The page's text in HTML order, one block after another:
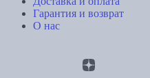
Гарантия и возврат
О нас